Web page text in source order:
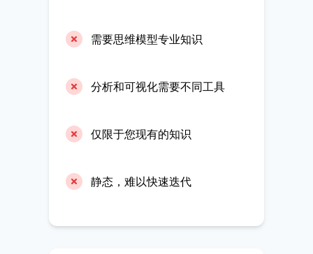
需要思维模型专业知识
分析和可视化需要不同工具
仅限于您现有的知识
静态，难以快速迭代